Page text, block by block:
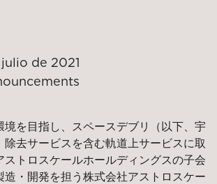
de 2021
境を目指し、スペースデブリ（以下、宇
除去サービス を含む軌道上サービスに取
ストロスケールホールディングスの子会
造・開発を担う株式会社アストロスケー